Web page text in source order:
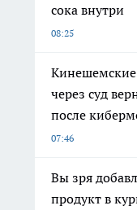
сока внутри
08:25
через суд
после
07:46
Вы зря
продукт в